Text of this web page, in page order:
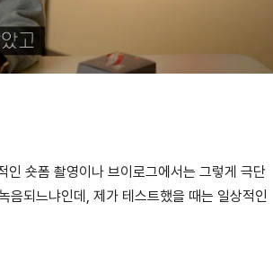
숏폼 촬영이나 브이로그에서는 그렇게 극단
음되느냐인데, 제가 테스트했을 때는 일상적인